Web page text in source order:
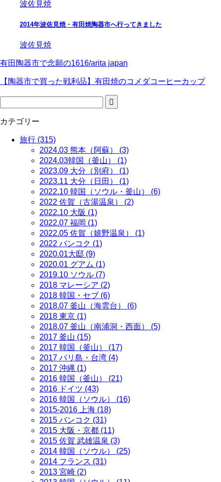
波佐見焼
2014年波佐見焼・有田焼陶器市へ行ってきました
波佐見焼
有田陶器市で念願の1616/arita japan
【陶器市で買った戦利品】有田焼のコメダコーヒーカップ
カテゴリー
旅行 (315)
2024.03 熊本（阿蘇） (3)
2024.03韓国（釜山） (1)
2023.09 大分（別府） (1)
2023.11 大分（日田） (1)
2022.10 韓国（ソウル・釜山） (6)
2022 佐賀（古湯温泉） (2)
2022.10 大阪 (1)
2022.07 福岡 (1)
2022.05 佐賀（嬉野温泉） (1)
2022 バンコク (1)
2020.01大邸 (9)
2020.01 グアム (1)
2019.10 ソウル (7)
2018 マレーシア (2)
2018 韓国・セブ (6)
2018.07 釜山（海雲台） (6)
2018 東京 (1)
2018.07 釜山（南浦洞・西面） (5)
2017 釜山 (15)
2017 韓国（釜山） (17)
2017 バリ島・台湾 (4)
2017 沖縄 (1)
2016 韓国（釜山） (21)
2016 ドイツ (43)
2016 韓国（ソウル） (16)
2015-2016 上海 (18)
2015 バンコク (31)
2015 大阪・京都 (11)
2015 佐賀 武雄温泉 (3)
2014 韓国（ソウル） (25)
2014 フランス (31)
2013 宮崎 (2)